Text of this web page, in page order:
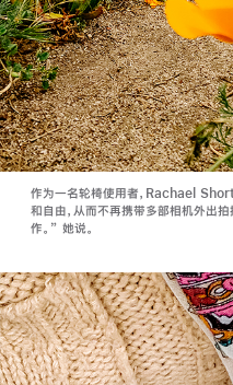
作为一名轮椅使用者，Rachael
和自由，从而不再携带多部相机外出
作。” 她说。